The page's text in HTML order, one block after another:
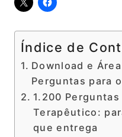
Índice de
Download e
Perguntas para
1.200
Terapêutico:
que entrega